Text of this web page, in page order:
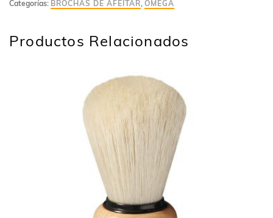
Categorías: BROCHAS DE AFEITAR, OMEGA
Productos Relacionados